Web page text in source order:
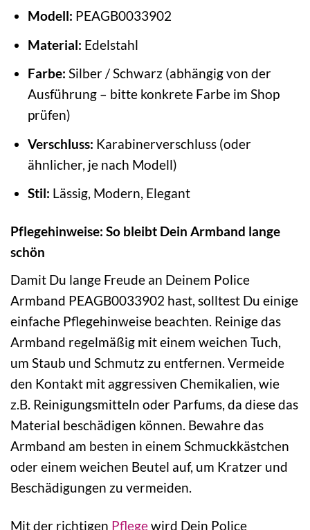
Modell: PEAGB0033902
Material: Edelstahl
Farbe: Silber / Schwarz (abhängig von der
Ausführung – bitte konkrete Farbe im Shop
prüfen)
Verschluss: Karabinerverschluss (oder
ähnlicher, je nach Modell)
Stil: Lässig, Modern, Elegant
Pflegehinweise: So bleibt Dein Armband lange
schön
Damit Du lange Freude an Deinem Police
Armband PEAGB0033902 hast, solltest Du einige
einfache Pflegehinweise beachten. Reinige das
Armband regelmäßig mit einem weichen Tuch,
um Staub und Schmutz zu entfernen. Vermeide
den Kontakt mit aggressiven Chemikalien, wie
z.B. Reinigungsmitteln oder Parfums, da diese das
Material beschädigen können. Bewahre das
Armband am besten in einem Schmuckkästchen
oder einem weichen Beutel auf, um Kratzer und
Beschädigungen zu vermeiden.
Mit der richtigen Pflegewird Dein Police